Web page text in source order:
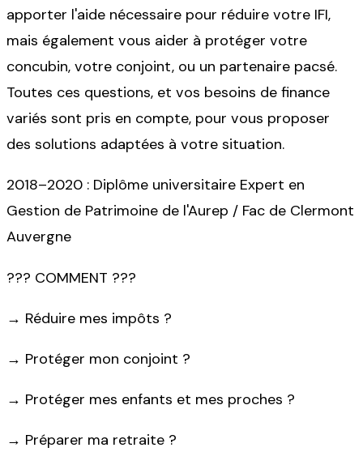
apporter l'aide nécessaire pour réduire votre IFI,
mais également vous aider à protéger votre
concubin, votre conjoint, ou un partenaire pacsé.
Toutes ces questions, et vos besoins de finance
variés sont pris en compte, pour vous proposer
des solutions adaptées à votre situation.
2018–2020 : Diplôme universitaire Expert en
Gestion de Patrimoine de l'Aurep / Fac de Clermont
Auvergne
??? COMMENT ???
→ Réduire mes impôts ?
→ Protéger mon conjoint ?
→ Protéger mes enfants et mes proches ?
→ Préparer ma retraite ?